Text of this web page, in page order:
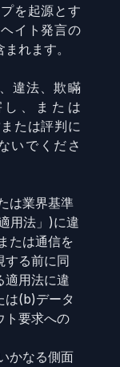
を起源とす
イト発言の
れます。
違法、欺瞞
、または
たは評判に
いでくださ
は業界基準
用法」)に違
たは通信を
する前に同
適用法に違
は(b)データ
ト要求への
かなる側面